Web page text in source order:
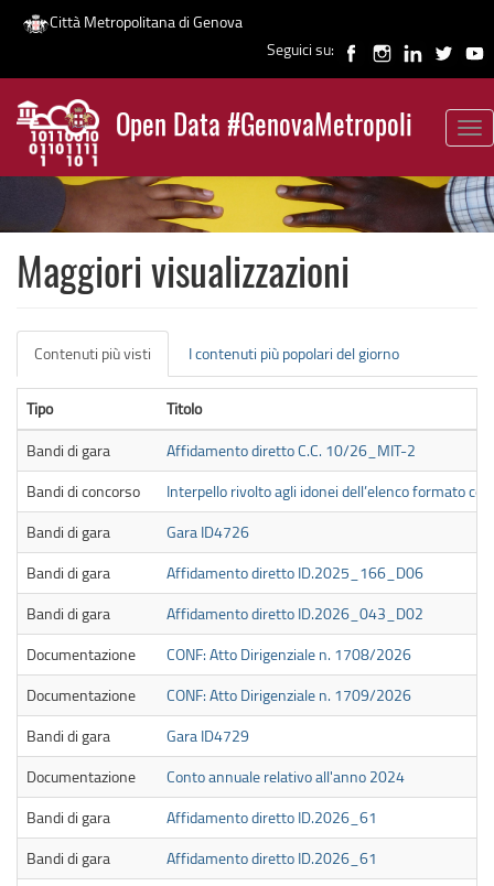
Salta
contenuto
principale
Città Metropolitana di Genova
Seguici su:
Open Data #GenovaMetropoli
News
Maggiori visualizzazioni
Schede
primarie
Contenuti più visti (scheda
attiva)
I contenuti più popolari del giorno
Tipo
Titolo
Bandi di gara
Affidamento diretto C.C. 10/26_MIT-2
Bandi di concorso
Interpello rivolto agli idonei dell’elenco formato
Bandi di gara
Gara ID4726
Bandi di gara
Affidamento diretto ID.2025_166_D06
Bandi di gara
Affidamento diretto ID.2026_043_D02
Documentazione
CONF: Atto Dirigenziale n. 1708/2026
Documentazione
CONF: Atto Dirigenziale n. 1709/2026
Bandi di gara
Gara ID4729
Documentazione
Conto annuale relativo all'anno 2024
Bandi di gara
Affidamento diretto ID.2026_61
Bandi di gara
Affidamento diretto ID.2026_61